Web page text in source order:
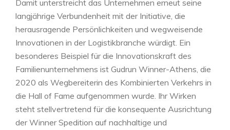
Damit unterstreicht das Unternehmen erneut seine
langjährige Verbundenheit mit der Initiative, die
herausragende Persönlichkeiten und wegweisende
Innovationen in der Logistikbranche würdigt. Ein
besonderes Beispiel für die Innovationskraft des
Familienunternehmens ist Gudrun Winner-Athens, die
2020 als Wegbereiterin des Kombinierten Verkehrs in
die Hall of Fame aufgenommen wurde. Ihr Wirken
steht stellvertretend für die konsequente Ausrichtung
der Winner Spedition auf nachhaltige und